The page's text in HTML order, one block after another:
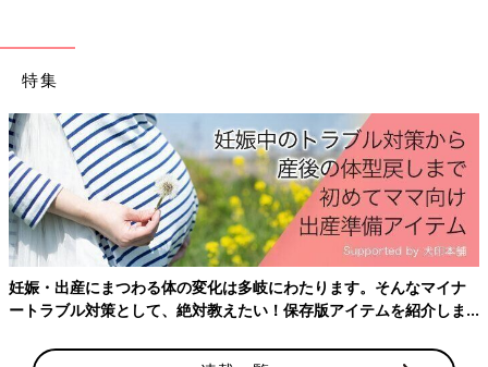
特集
妊娠・出産にまつわる体の変化は多岐にわたります。そんなマイナ
ートラブル対策として、絶対教えたい！保存版アイテムを紹介しま